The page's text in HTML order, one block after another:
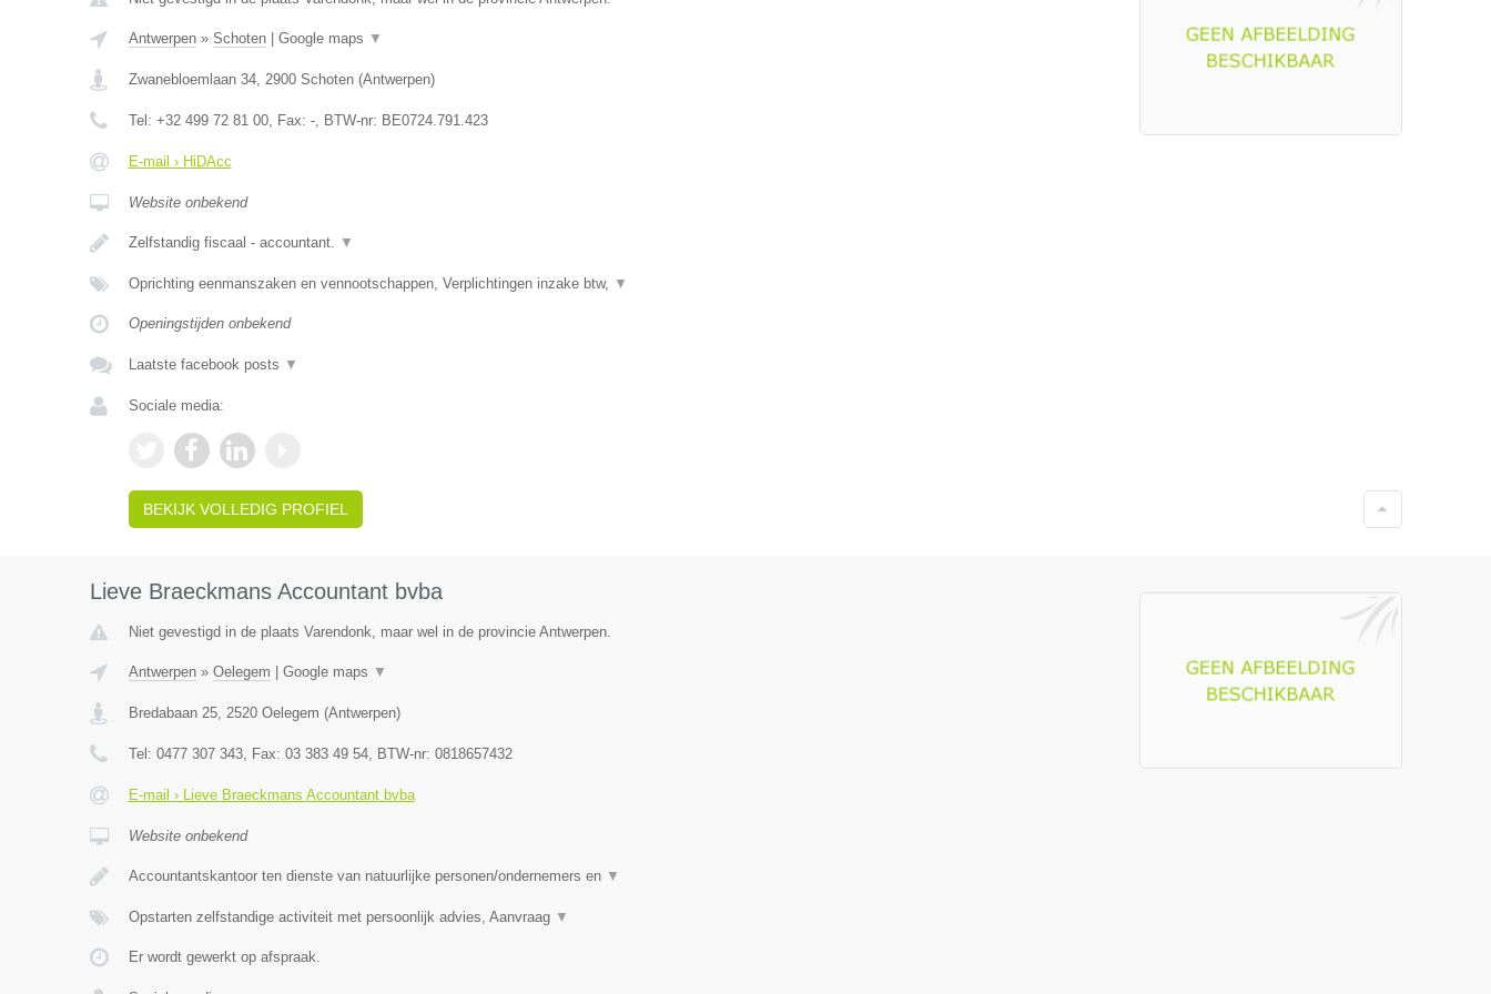
Antwerpen» Schoten| Google maps ▼
Zwanebloemlaan 34, 2900 Schoten(Antwerpen)
Tel: +32 499 72 81 00, Fax: -, BTW-nr: BE0724.791.423
E-mail › HiDAcc
Website onbekend
Zelfstandig fiscaal - accountant. ▼
Oprichting eenmanszaken en vennootschappen, Verplichtingen inzake btw, ▼
Openingstijden onbekend
Laatste facebook posts ▼
Sociale media:
BEKIJK VOLLEDIG PROFIEL
Lieve Braeckmans Accountant bvba
Niet gevestigd in de plaats Varendonk, maar wel in de provincie Antwerpen.
Antwerpen» Oelegem Google maps ▼
Bredabaan 25, 2520 Oelegem (Antwerpen)
Tel: 0477 307 343, Fax: 03 383 49 54, BTW-nr: 0818657432
E-mail › Lieve Braeckmans Accountant bvba
Website onbekend
Accountantskantoor ten dienste van natuurlijke personen/ondernemers en ▼
Opstarten zelfstandige activiteit met persoonlijk advies, Aanvraag ▼
Er wordt gewerkt op afspraak.